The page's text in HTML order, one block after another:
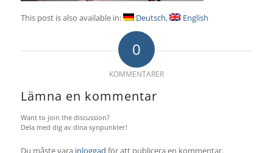
This post is also available in: Deutsch English
0
KOMMENTARER
Lämna en kommentar
Want to join the discussion?
Dela med dig av dina synpunkter!
Du måste vara inloggad för att publicera en kommentar.